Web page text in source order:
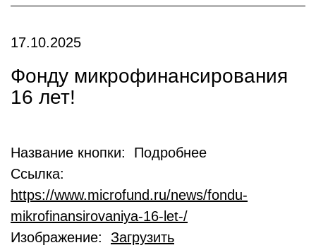
17.10.2025
Фонду микрофинансирования
16 лет!
Название кнопки: Подробнее
Ссылка:
https://www.microfund.ru/news/fondu-
mikrofinansirovaniya-16-let-/
Изображение: Загрузить